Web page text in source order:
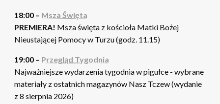
18:00 – Msza Święta
PREMIERA! Msza święta z kościoła Matki Bożej
Nieustającej Pomocy w Turzu (godz. 11.15)
19:00 – Przegląd Tygodnia
Najważniejsze wydarzenia tygodnia w pigułce - wybrane
materiały z ostatnich magazynów Nasz Tczew (wydanie
z 8 sierpnia 2026)